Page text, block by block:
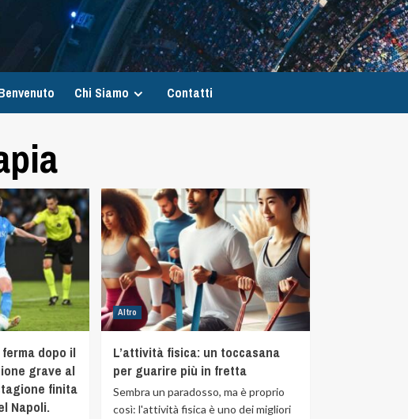
Chi Siamo Contatti
dopo il
grave al
finita
Napoli.
Altro
L’attività fisica: un toccasana
per guarire più in fretta
Sembra un paradosso, ma è proprio
così: l'attività fisica è uno dei migliori